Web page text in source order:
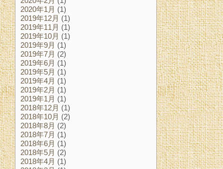
2020年1月 (1)
2019年12月 (1)
2019年11月 (1)
2019年10月 (1)
2019年9月 (1)
2019年7月 (2)
2019年6月 (1)
2019年5月 (1)
2019年4月 (1)
2019年2月 (1)
2019年1月 (1)
2018年12月 (1)
2018年10月 (2)
2018年8月 (2)
2018年7月 (1)
2018年6月 (1)
2018年5月 (2)
2018年4月 (1)